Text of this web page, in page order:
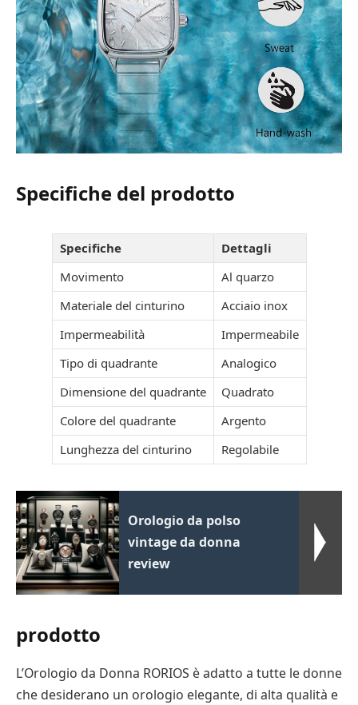
Specifiche del prodotto
Specifiche
Dettagli
Movimento
Al quarzo
Materiale del cinturino
Acciaio inox
Impermeabilità
Impermeabile
Tipo di quadrante
Analogico
Dimensione del quadrante
Quadrato
Colore del quadrante
Argento
Lunghezza del cinturino
Regolabile
Orologio da polso
vintage da donna
review
prodotto
L’Orologio da Donna RORIOS è adatto a tutte le donne
che desiderano un orologio elegante, di alta qualità e